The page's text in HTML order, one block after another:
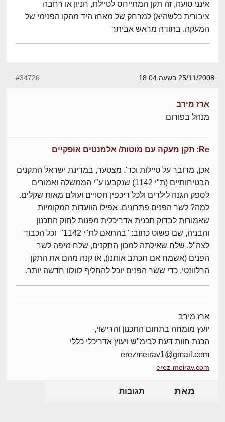
אינני טועה, זה תקן המתייחס לטיילת, חניון או רחבה
ציבורית כלשהיא) למרחק של מאחז היד מהקו הפנימי של
המעקה. בתודה מראש אביתר
25/11/2008 בשעה 18:04 #34726
ארז מירב
מנהל בפורום
Re: תקן מעקה עם מוטות/ אלמנטים אופקיים
אכן, מדובר על טיילות וכד'. מצטער, במדינת ישראל התקנים
הבטיחותיים (ת"י 1142) שנקבעו ע"י הממשלה ואמורים
לספק הגנה לילדים ולכל דיכפין חסויים ועולם מאות שקלים.
למה? לשר הפנים פתרונים. אפילו הוועדות המקומיות
שאמורות לבדוק תכנית אדריכלית מפנות לחוק התכנון
והבניה, שם פשוט כתוב: "בהתאם לת"י 1142" וכל הכבוד
לצה"ל. שלח שאילתה למכון התקנים, שלח נזיפה לשר
הפנים (אשמח אם תכתב אותנו), או קנה מהם את התקן
הרלוונטי, כדי ששר הפנים יוכל להחליף לוולוו חדשה יותר.
ארז מירב
יועץ מומחה בתחום התכנון והרישוי,
הכנת חוות דעת לבימ"ש ויעוץ אדריכלי כללי
erezmeirav1@gmail.com
erez-meirav.com
מאת תגובות